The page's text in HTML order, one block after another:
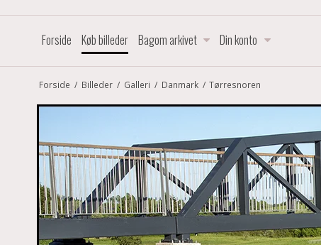
Forside Køb billeder Bagom arkivet Din konto
Forside / Billeder / Galleri / Danmark / Tørresnoren